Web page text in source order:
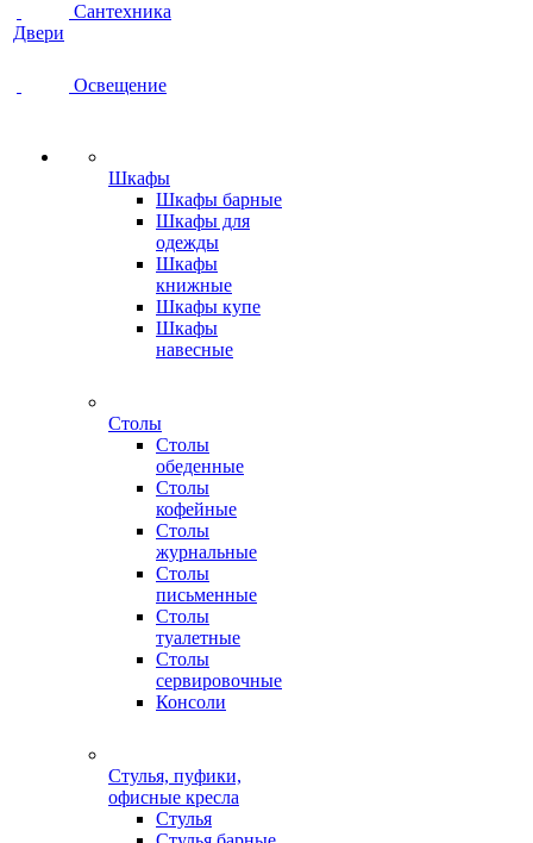
Сантехника
Двери
Освещение
Шкафы
Шкафы барные
Шкафы для
одежды
Шкафы
книжные
Шкафы купе
Шкафы
навесные
Столы
Столы
обеденные
Столы
кофейные
Столы
журнальные
Столы
письменные
Столы
туалетные
Столы
сервировочные
Консоли
Стулья, пуфики,
офисные кресла
Стулья